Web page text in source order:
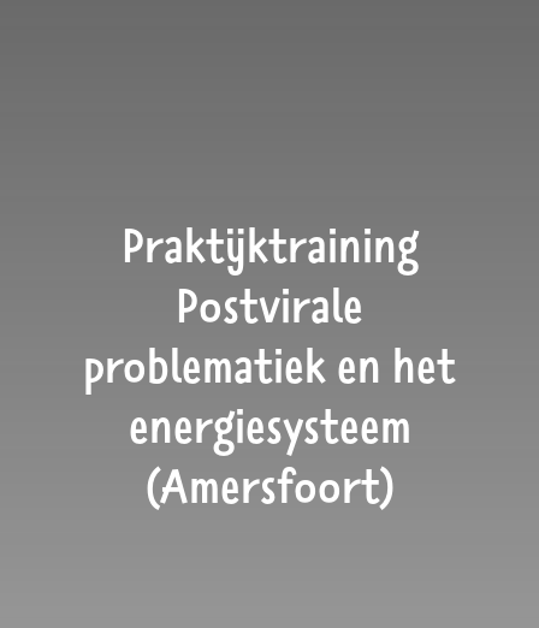
Praktijktraining
Postvirale
problematiek en het
energiesysteem
(Amersfoort)